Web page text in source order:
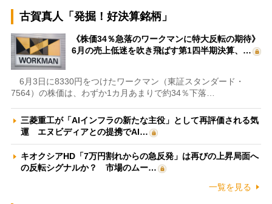
古賀真人「発掘！好決算銘柄」
《株価34％急落のワークマンに特大反転の期待》
6月の売上低迷を吹き飛ばす第1四半期決算、…
6月3日に8330円をつけたワークマン（東証スタンダード・
7564）の株価は、わずか1カ月あまりで約34％下落…
三菱重工が「AIインフラの新たな主役」として再評価される気
運 エヌビディアとの提携でAI…
キオクシアHD「7万円割れからの急反発」は再びの上昇局面へ
の反転シグナルか？ 市場のムー…
一覧を見る